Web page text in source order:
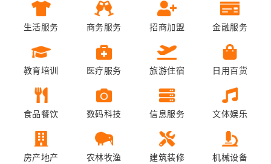
生活服务 商务服务 招商加盟 金融服务
教育培训 医疗服务 旅游住宿 日用百货
食品餐饮 数码科技 信息服务 文体娱乐
房产地产 农林牧渔 建筑装修 机械设备